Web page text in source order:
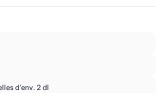
d’env. 2 dl